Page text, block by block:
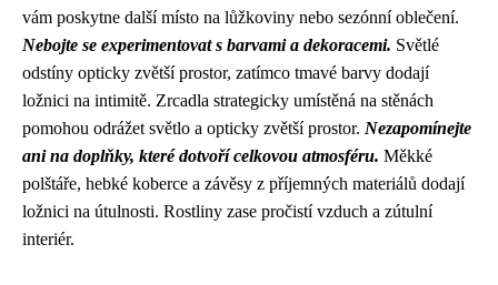
vám poskytne další místo na lůžkoviny nebo sezónní oblečení.
Nebojte se experimentovat s barvami a dekoracemi. Světlé
odstíny opticky zvětší prostor, zatímco tmavé barvy dodají
ložnici na intimitě. Zrcadla strategicky umístěná na stěnách
pomohou odrážet světlo a opticky zvětší prostor. Nezapomínejte
ani na doplňky, které dotvoří celkovou atmosféru. Měkké
polštáře, hebké koberce a závěsy z příjemných materiálů dodají
ložnici na útulnosti. Rostliny zase pročistí vzduch a zútulní
interiér.